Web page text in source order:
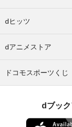
dヒッツ
dアニメストア
ドコモスポーツくじ
dブッ